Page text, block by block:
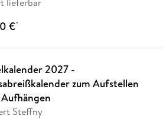
lieferbar
€*
2027 -
zum Aufstellen
Steffny